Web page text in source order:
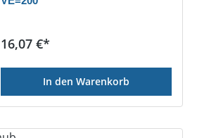
Regulärer Preis:
16,07 €*
In den Warenkorb